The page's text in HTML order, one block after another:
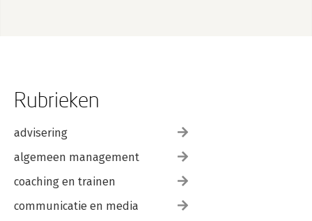
Rubrieken
advisering
algemeen management
coaching en trainen
communicatie en media